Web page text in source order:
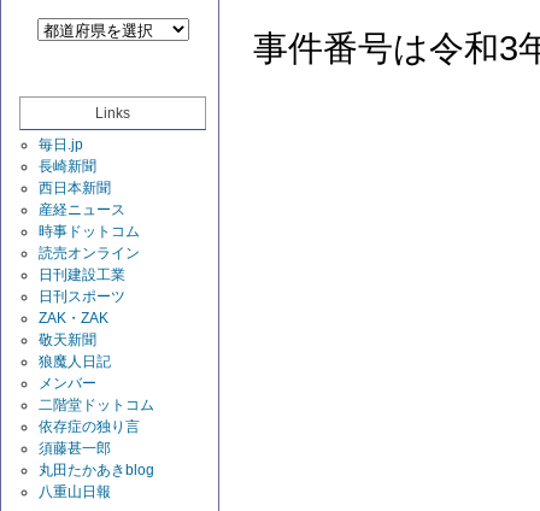
Links
毎日.jp
長崎新聞
西日本新聞
産経ニュース
時事ドットコム
読売オンライン
日刊建設工業
日刊スポーツ
ZAK・ZAK
敬天新聞
狼魔人日記
メンバー
二階堂ドットコム
依存症の独り言
須藤甚一郎
丸田たかあきblog
八重山日報
事件番号は令和3